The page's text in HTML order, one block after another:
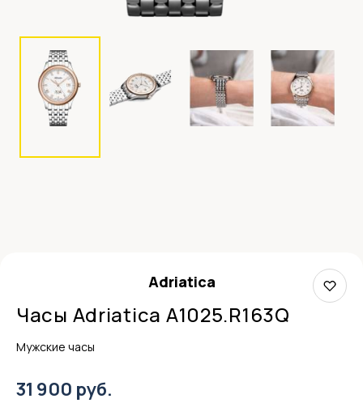
Adriatica
Часы Adriatica A1025.R163Q
Мужские часы
31 900 руб.